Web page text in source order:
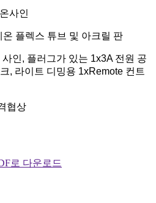
사인
플렉스 튜브 및 아크릴 판
인, 플러그가 있는 1x3A 전원 공
, 라이트 디밍용 1xRemote 컨트
협상
로 다운로드